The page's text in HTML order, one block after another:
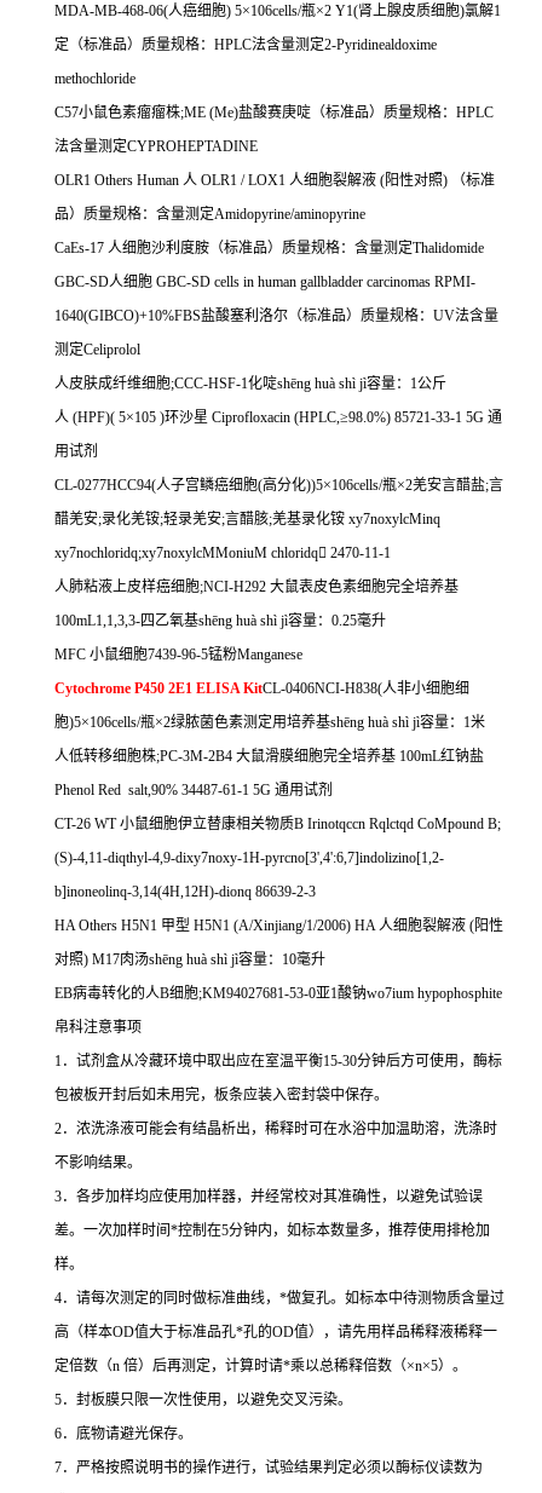
MDA-MB-468-06(人癌细胞) 5×106cells/瓶×2 Y1(肾上腺皮质细胞)氯解1
定（标准品）质量规格： HPLC法含量测定2-Pyridinealdoxime
methochloride
C57小鼠色素瘤瘤株;ME (Me)盐酸赛庚啶（标准品）质量规格： HPLC
法含量测定CYPROHEPTADINE
OLR1 Others Human 人 OLR1 / LOX1 人细胞裂解液 (阳性对照)
（标准
品）质量规格：含量测定Amidopyrine/aminopyrine
CaEs-17 人细胞沙利度胺（标准品）质量规格：含量测定Thalidomide
GBC-SD人细胞 GBC-SD cells in human gallbladder carcinomas RPMI-
1640(GIBCO)+10%FBS盐酸塞利洛尔（标准品）质量规格： UV法含量
测定Celiprolol
人皮肤成纤维细胞;CCC-HSF-1化啶shēng huà shì jì容量： 1公斤
人 (HPF)( 5×105 )环沙星 Ciprofloxacin (HPLC,≥98.0%) 85721-33-1 5G 通
用试剂
CL-0277HCC94(人子宫鳞癌细胞(高分化))5×106cells/瓶×2羌安言醋盐;言
醋羌安;录化羌铵;轻录羌安;言醋胲;羌基录化铵 xy7noxylcMinq
xy7nochloridq;xy7noxylcMMoniuM chloridq 2470-11-1
人肺粘液上皮样癌细胞;NCI-H292 大鼠表皮色素细胞完全培养基
100mL1,1,3,3-四乙氧基shēng huà shì jì容量： 0.25毫升
MFC 小鼠细胞7439-96-5锰粉Manganese
Cytochrome P450 2E1 ELISA KitCL-0406NCI-H838(人非小细胞细
胞)5×106cells/瓶×2绿脓菌色素测定用培养基shēng huà shì jì容量： 1米
人低转移细胞株;PC-3M-2B4 大鼠滑膜细胞完全培养基 100mL红钠盐
Phenol Red salt,90% 34487-61-1 5G 通用试剂
CT-26 WT小鼠细胞伊立替康相关物质B Irinotqccn Rqlctqd CoMpound B;
(S)-4,11-diqthyl-4,9-dixy7noxy-1H-pyrcno[3',4':6,7]indolizino[1,2-
b]inoneolinq-3,14(4H,12H)-dionq 86639-2-3
HA Others H5N1 甲型 H5N1 (A/Xinjiang/1/2006) HA人细胞裂解液 (阳性
对照) M17肉汤shēng huà shì jì容量： 10毫升
EB病毒转化的人B细胞;KM94027681-53-0亚1酸钠wo7ium hypophosphite
帛科注意事项
1．试剂盒从冷藏环境中取出应在室温平衡15-30分钟后方可使用，酶标
包被板开封后如未用完，板条应装入密封袋中保存。
2．浓洗涤液可能会有结晶析出，稀释时可在水浴中加温助溶，洗涤时
不影响结果。
3．各步加样均应使用加样器，并经常校对其准确性，以避免试验误
差。一次加样时间 *控制在5分钟内，如标本数量多，推荐使用排枪加
样。
4．请每次测定的同时做标准曲线， *做复孔。如标本中待测物质含量过
高（样本OD值大于标准品孔*孔的OD值），请先用样品稀释液稀释一
定倍数（n 倍）后再测定，计算时请*乘以总稀释倍数（×n×5）。
5．封板膜只限一次性使用，以避免交叉污染。
6．底物请避光保存。
7．严格按照说明书的操作进行，试验结果判定必须以酶标仪读数为